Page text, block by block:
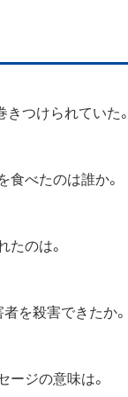
きつけられていた
べたのは誰か。
のは。
を殺害できたか。
ジの意味は。